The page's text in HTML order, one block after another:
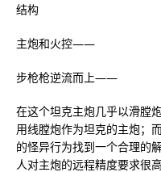
结构
主炮和火控——
步枪枪逆流而上——
在这个坦克主炮几乎以滑膛
用线膛炮作为坦克的主炮；
的怪异行为找到一个合理的
人对主炮的远程精度要求很